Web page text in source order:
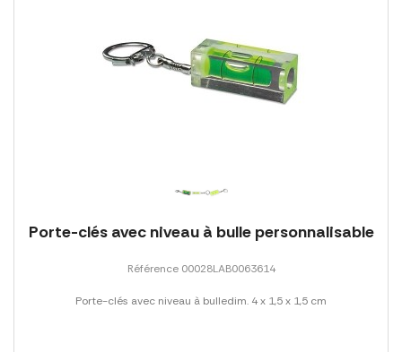
Porte-clés avec niveau à bulle personnalisable
Référence 00028LAB0063614
Porte-clés avec niveau à bulledim. 4 x 1,5 x 1,5 cm